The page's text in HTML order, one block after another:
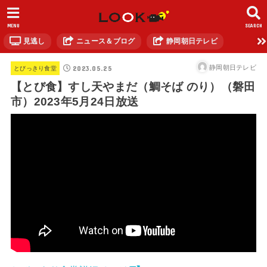
SEARCH
MENU
見逃し ニュース＆ブログ 静岡朝日テレビ
とびっきり食堂 2023.05.25 静岡朝日テレビ
【とび食】すし天やまだ（鯛そば のり）（磐田
市）2023年5月24日放送